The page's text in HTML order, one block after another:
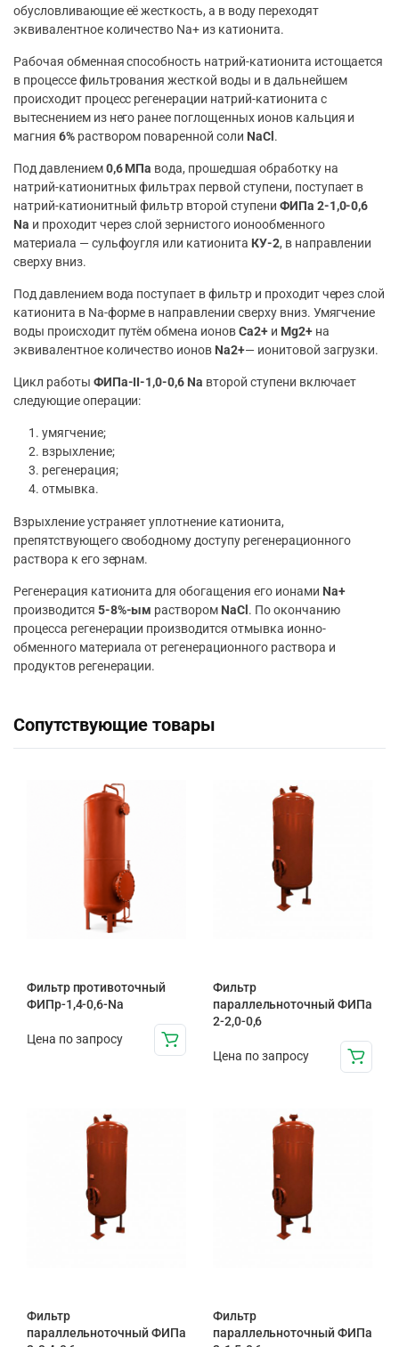
обусловливающие её жесткость, а в воду переходят
эквивалентное количество Na+ из катионита.
Рабочая обменная способность натрий-катионита истощается
в процессе фильтрования жесткой воды и в дальнейшем
происходит процесс регенерации натрий-катионита с
вытеснением из него ранее поглощенных ионов кальция и
магния 6%раствором поваренной соли NaCl.
Под давлением0,6 МПа вода, прошедшая обработку на
натрий-катионитных фильтрах первой ступени, поступает в
натрий-катионитный фильтр второй ступени ФИПа 2-1,0-0,6
Na и проходит через слой зернистого ионообменного
материала — сульфоугля или катионита КУ-2, в направлении
сверху вниз.
Под давлением вода поступает в фильтр и проходит через слой
катионита в Na-форме в направлении сверху вниз. Умягчение
воды происходит путём обмена ионовCa2+и Mg2+ на
эквивалентное количество ионов Na2+— ионитовой загрузки.
Цикл работы ФИПа-II-1,0-0,6 Na второй ступени включает
следующие операции:
умягчение;
взрыхление;
регенерация;
отмывка.
Взрыхление устраняет уплотнение катионита,
препятствующего свободному доступу регенерационного
раствора к его зернам.
Регенерация катионита для обогащения его ионами Na+
производится 5-8%-ым раствором NaCl. По окончанию
процесса регенерации производится отмывка ионно-
обменного материала от регенерационного раствора и
продуктов регенерации.
Сопутствующие товары
Фильтр противоточный
ФИПр-1,4-0,6-Na
Цена по запросу
Фильтр
параллельноточный ФИПа
2-2,0-0,6
Цена по запросу
Фильтр
параллельноточный ФИПа
Фильтр
параллельноточный ФИПа